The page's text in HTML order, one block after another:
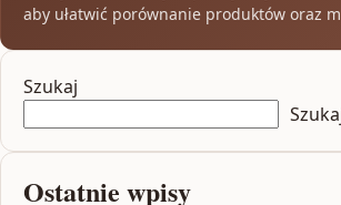
aby ułatwić porównanie produktów oraz
Szukaj
Ostatnie wpisy